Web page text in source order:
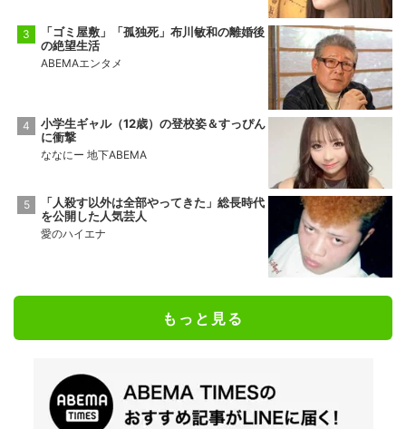
「ゴミ屋敷」「孤独死」布川敏和の離婚後
の絶望生活
ABEMAエンタメ
小学生ギャル（12歳）の登校姿＆すっぴん
に衝撃
ななにー 地下ABEMA
「人殺す以外は全部やってきた」総長時代
を公開した人気芸人
愛のハイエナ
もっと見る